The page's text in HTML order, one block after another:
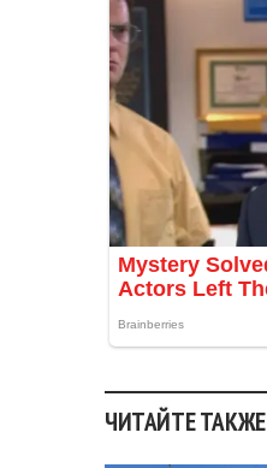
ЧИТАЙТЕ ТАКЖЕ